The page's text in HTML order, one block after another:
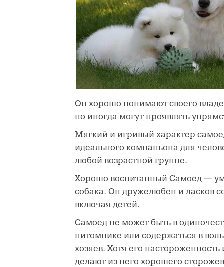
Он хорошо понимают своего
но иногда могут проявлять
Мягкий и игривый характер
идеального компаньона для
любой возрастной группе.
Хорошо воспитанный Самоед —
собака. Он дружелюбен и ласков
включая детей.
Самоед не может быть в
питомнике или содержаться в
хозяев. Хотя его настороженность
делают из него хорошего